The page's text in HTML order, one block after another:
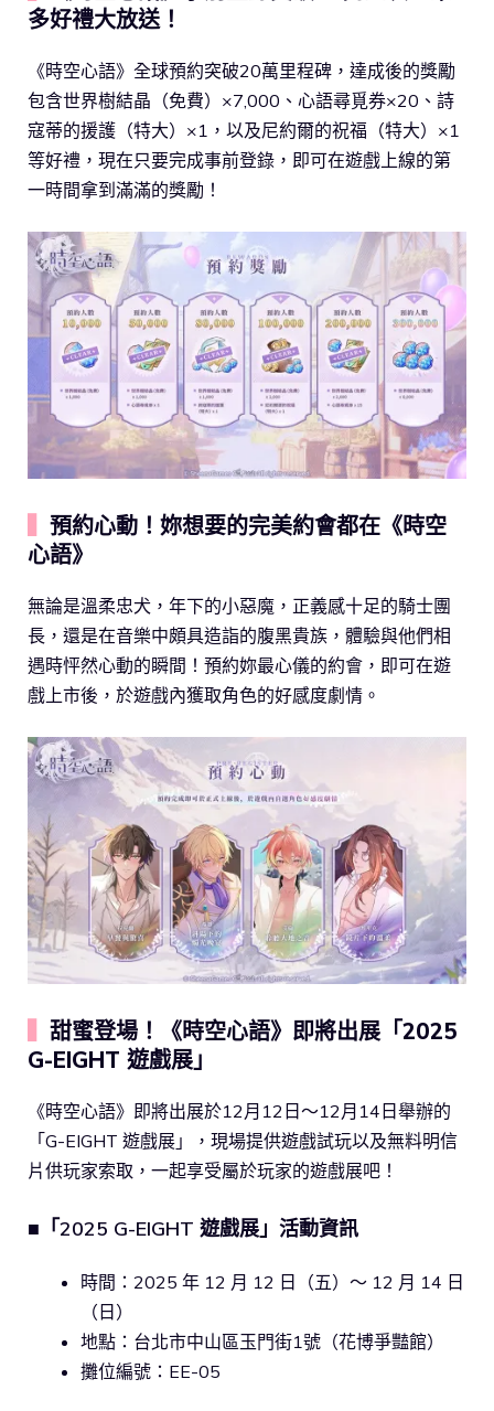
多好禮大放送！
《時空心語》全球預約突破20萬里程碑，達成後的獎勵
包含世界樹結晶（免費）×7,000、心語尋覓券×20、詩
寇蒂的援護（特大）×1，以及尼約爾的祝福（特大）×1
等好禮，現在只要完成事前登錄，即可在遊戲上線的第
一時間拿到滿滿的獎勵！
預約心動！妳想要的完美約會都在《時空
心語》
無論是溫柔忠犬，年下的小惡魔，正義感十足的騎士團
長，還是在音樂中頗具造詣的腹黑貴族，體驗與他們相
遇時怦然心動的瞬間！預約妳最心儀的約會，即可在遊
戲上市後，於遊戲內獲取角色的好感度劇情。
甜蜜登場！《時空心語》即將出展「2025
G-EIGHT 遊戲展」
《時空心語》即將出展於12月12日～12月14日舉辦的
「G-EIGHT 遊戲展」，現場提供遊戲試玩以及無料明信
片供玩家索取，一起享受屬於玩家的遊戲展吧！
■「2025 G-EIGHT 遊戲展」活動資訊
時間：2025 年 12 月 12 日（五）～ 12 月 14 日
（日）
地點：台北市中山區玉門街1號（花博爭豔館）
攤位編號：EE-05